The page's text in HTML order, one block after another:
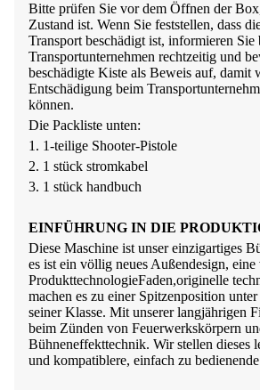
Bitte prüfen Sie vor dem Öffnen der
Zustand ist. Wenn Sie feststellen, dass
Transport beschädigt ist, informieren Sie
Transportunternehmen rechtzeitig und
beschädigte Kiste als Beweis auf, damit
Entschädigung beim
können.
Die Packliste unten:
1. 1-teilige Shooter-Pistole
2. 1 stück stromkabel
3. 1 stück handbuch
EINFÜHRUNG IN DIE
Diese Maschine ist unser einzigartiges
es ist ein völlig neues Außendesign, eine
ProdukttechnologieFaden,originelle
machen es zu einer Spitzenposition
seiner Klasse. Mit unserer langjährigen
beim Zünden von Feuerwerkskörpern
Bühneneffekttechnik. Wir stellen dieses
und kompatiblere, einfach zu